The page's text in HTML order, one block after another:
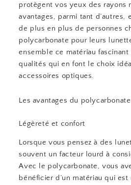
protègent vos yeux des rayons
avantages, parmi tant d’autres,
de plus en plus de personnes
polycarbonate pour leurs
ensemble ce matériau
qualités qui en font le choix
accessoires optiques.
Les avantages du polycarbonate
Légèreté et confort
Lorsque vous pensez à des
souvent un facteur lourd à
Avec le polycarbonate, vous
bénéficier d’un matériau qui